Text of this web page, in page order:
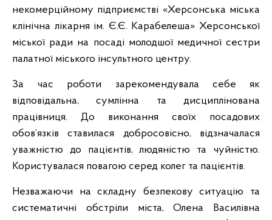
некомерційному підприємстві «Херсонська міська
клінічна лікарня ім. Є.Є. Карабелеша» Херсонської
міської ради на посаді молодшої медичної сестри
палатної міського інсультного центру.
За час роботи зарекомендувала себе як
відповідальна, сумлінна та дисциплінована
працівниця. До виконання своїх посадових
обов’язків ставилася добросовісно, відзначалася
уважністю до пацієнтів, людяністю та чуйністю.
Користувалася повагою серед колег та пацієнтів.
Незважаючи на складну безпекову ситуацію та
систематичні обстріли міста, Олена Василівна